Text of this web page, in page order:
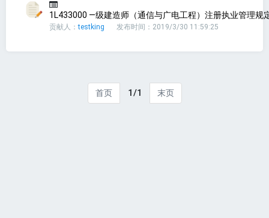
1L433000 —级建造师（通信与广电工程）注册执业管理规
贡献人：testking 发布时间：2019/3/30 11:59:25
首页 1/1 末页